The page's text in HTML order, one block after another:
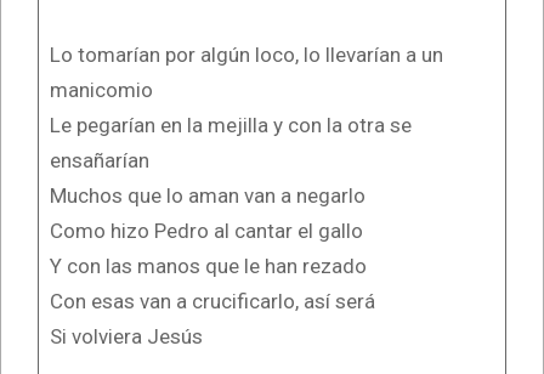
Lo tomarían por algún loco, lo llevarían a un
manicomio
Le pegarían en la mejilla y con la otra se
ensañarían
Muchos que lo aman van a negarlo
Como hizo Pedro al cantar el gallo
Y con las manos que le han rezado
Con esas van a crucificarlo, así será
Si volviera Jesús